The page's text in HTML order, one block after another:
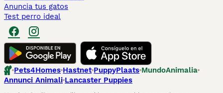
Anuncia tus gatos
Test perro ideal
Pets4Homes Hastnet PuppyPlaats MundoAnimalia
Annunci Animali Lancaster Puppies